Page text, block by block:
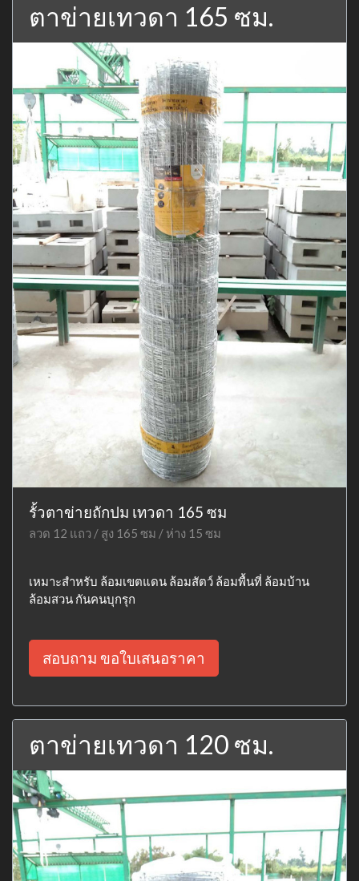
ตาข่ายเทวดา 165 ซม.
รั้วตาข่ายถักปม เทวดา 165 ซม
ลวด 12 แถว / สูง 165 ซม / ห่าง 15 ซม
เหมาะสำหรับ ล้อมเขตแดน ล้อมสัตว์ ล้อมพื้นที่ ล้อมบ้าน
ล้อมสวน กันคนบุกรุก
สอบถาม ขอใบเสนอราคา
ตาข่ายเทวดา 120 ซม.